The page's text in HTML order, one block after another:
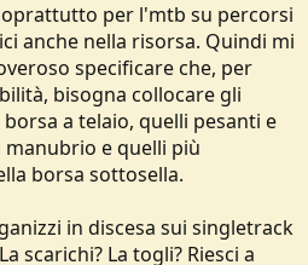
per l'mtb su percorsi
anche nella risorsa. Quindi mi
specificare che, per
bisogna collocare gli
a telaio, quelli pesanti e
e quelli più
borsa sottosella.
in discesa sui singletrack
scarichi? La togli? Riesci a